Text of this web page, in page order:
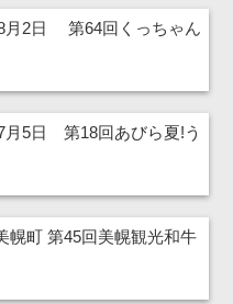
月2日 第64回くっちゃん
月5日 第18回あびら夏!う
幌町 第45回美幌観光和牛